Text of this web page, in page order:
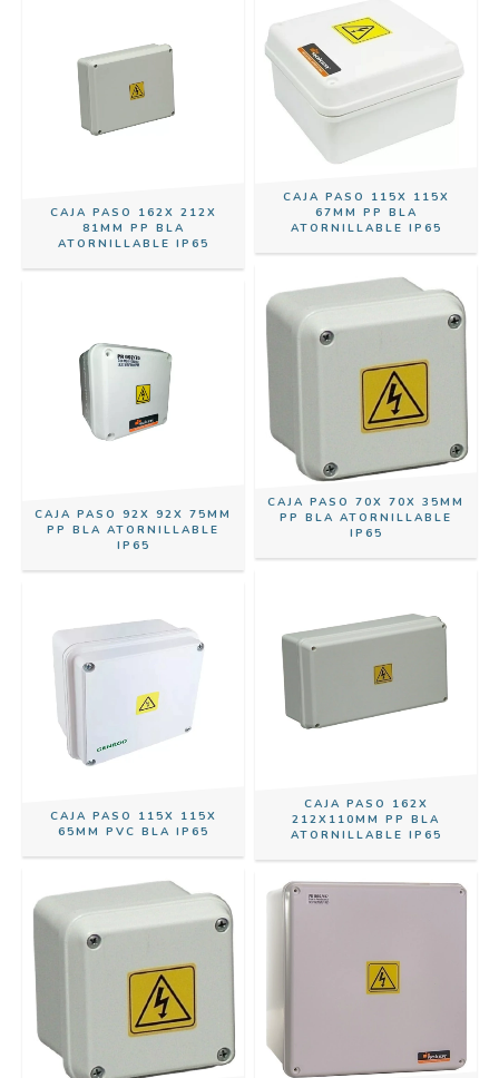
CAJA PASO 162X 212X
81MM PP BLA
ATORNILLABLE IP65
CAJA PASO 115X 115X
67MM PP BLA
ATORNILLABLE IP65
CAJA PASO 92X 92X 75MM
PP BLA ATORNILLABLE
IP65
CAJA PASO 70X 70X 35MM
PP BLA ATORNILLABLE
IP65
CAJA PASO 115X 115X
65MM PVC BLA IP65
CAJA PASO 162X
212X110MM PP BLA
ATORNILLABLE IP65